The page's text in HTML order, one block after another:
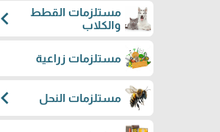
مستلزمات القطط
والكلاب
chevron_left
مستلزمات زراعية
مستلزمات النحل chevron_left